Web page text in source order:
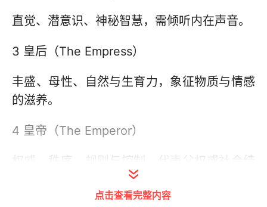
直觉、潜意识、神秘智慧，需倾听内在声音。
3 皇后（The Empress）
丰盛、母性、自然与生育力，象征物质与情感
的滋养。
4 皇帝（The Emperor）
权威、秩序、规则与控制，代表父权或社会结
点击查看完整内容